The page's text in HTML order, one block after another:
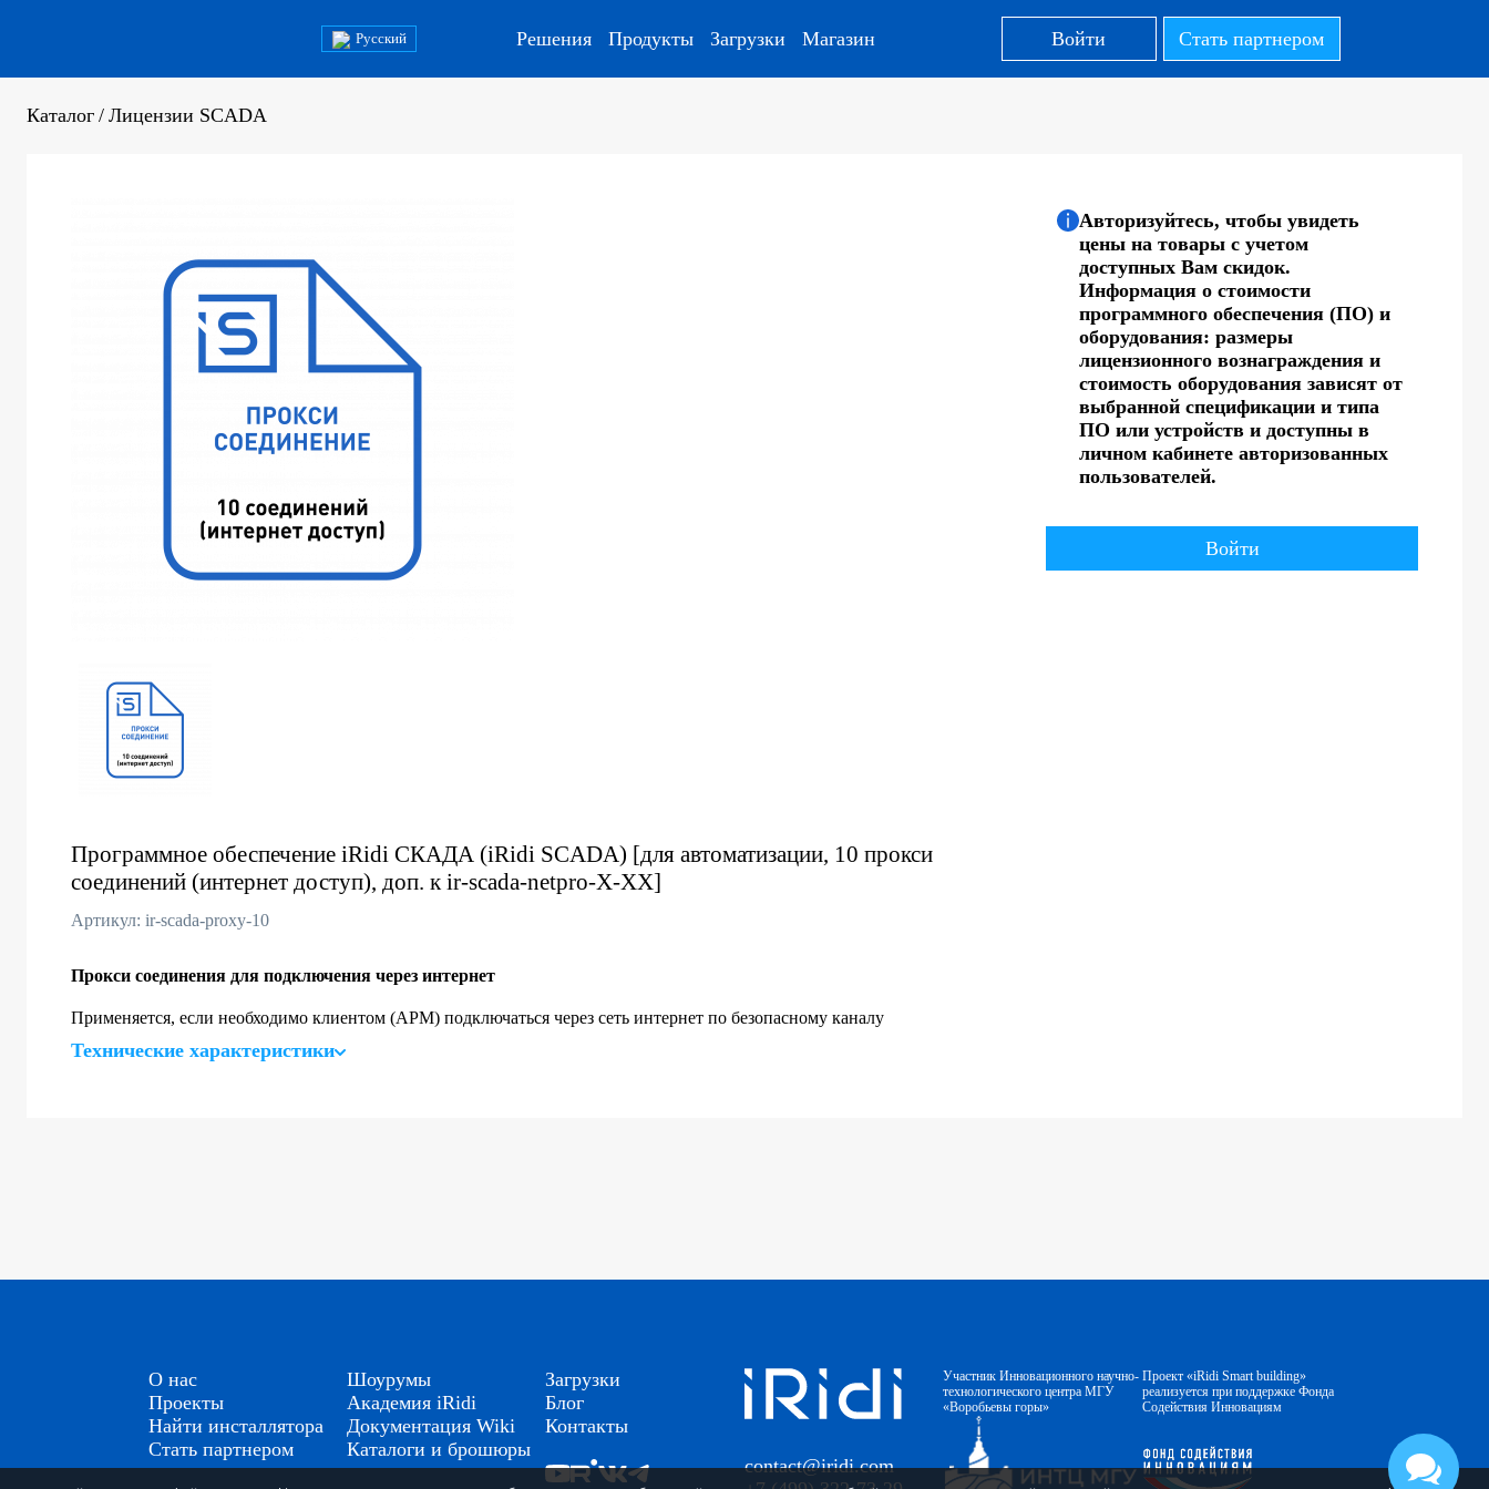
Русский Решения Продукты Загрузки Магазин Войти Стать партнером
Каталог / Лицензии SCADA
Программное обеспечение iRidi СКАДА (iRidi SCADA) [для автоматизации, 10 прокси
соединений (интернет доступ), доп. к ir-scada-netpro-Х-ХХ]
Артикул: ir-scada-proxy-10
Прокси соединения для подключения через интернет
Применяется, если необходимо клиентом (АРМ) подключаться через сеть интернет по безопасному каналу
Технические характеристики
Авторизуйтесь, чтобы увидеть
цены на товары с учетом
доступных Вам скидок.
Информация о стоимости
программного обеспечения (ПО) и
оборудования: размеры
лицензионного вознаграждения и
стоимость оборудования зависят от
выбранной спецификации и типа
ПО или устройств и доступны в
личном кабинете авторизованных
пользователей.
Войти
О нас
Проекты
Найти инсталлятора
Стать партнером
Шоурумы
Академия iRidi
Документация Wiki
Каталоги и брошюры
Загрузки
Блог
Контакты
contact@iridi.com
Участник Инновационного научно-
технологического центра МГУ
«Воробьевы горы»
Проект «iRidi Smart building»
реализуется при поддержке Фонда
Содействия Инновациям